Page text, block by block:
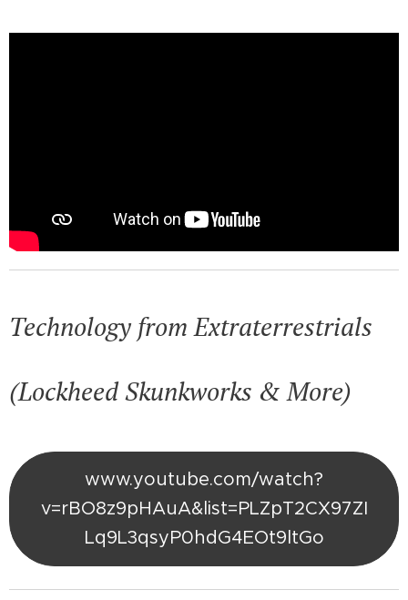
Technology from Extraterrestrials
(Lockheed Skunkworks & More)
www.youtube.com/watch?
v=rBO8z9pHAuA&list=PLZpT2CX97ZI
Lq9L3qsyP0hdG4EOt9ltGo